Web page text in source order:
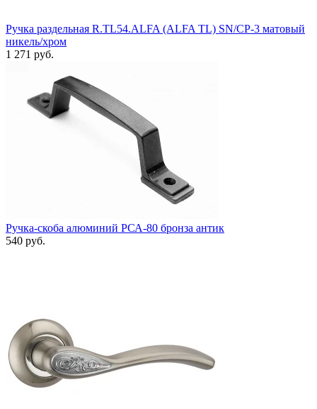
Ручка раздельная R.TL54.ALFA (ALFA TL) SN/CP-3 матовый
никель/хром
1 271 руб.
Ручка-скоба алюминий РСА-80 бронза антик
540 руб.